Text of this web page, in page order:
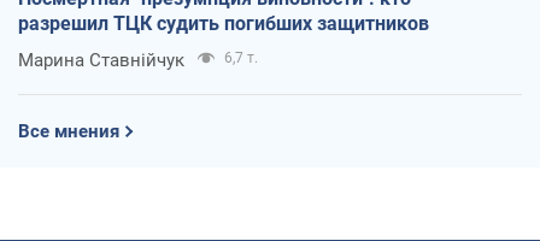
разрешил ТЦК судить погибших защитников
Марина Ставнійчук 6,7 т.
Все мнения